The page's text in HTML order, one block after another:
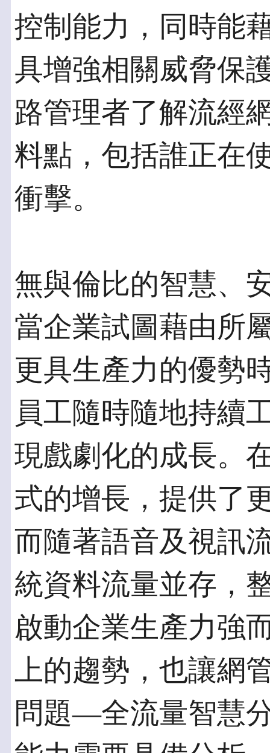
控制能力，同時能
具增強相關威脅保
路管理者了解流經
料點，包括誰正在
衝擊。
無與倫比的智慧、
當企業試圖藉由所
更具生產力的優勢
員工隨時隨地持續
現戲劇化的成長。
式的增長，提供了
而隨著語音及視訊
統資料流量並存，
啟動企業生產力強
上的趨勢，也讓網
問題—全流量智慧